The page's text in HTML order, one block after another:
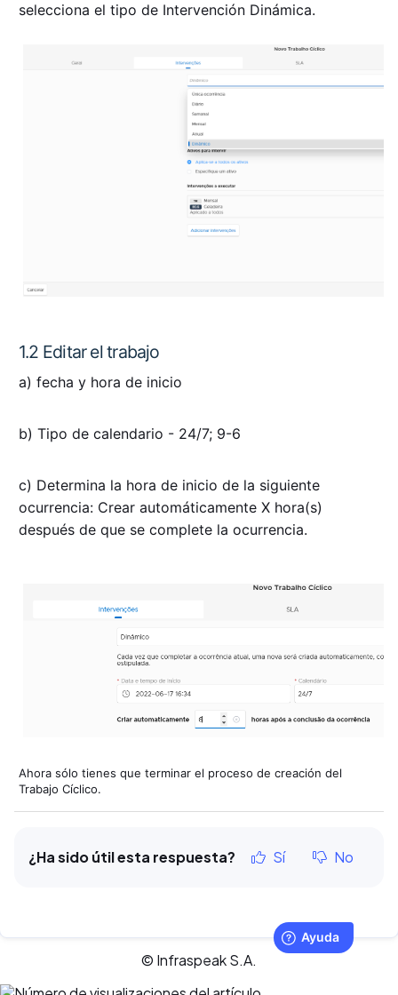
selecciona el tipo de Intervención Dinámica.
1.2 Editar el trabajo
a) fecha y hora de inicio
b) Tipo de calendario - 24/7; 9-6
c) Determina la hora de inicio de la siguiente
ocurrencia: Crear automáticamente X hora(s)
después de que se complete la ocurrencia.
Ahora sólo tienes que terminar el proceso de creación del
Trabajo Cíclico.
¿Ha sido útil esta respuesta? Sí No
© Infraspeak S.A.